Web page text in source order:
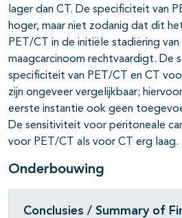
lager dan CT. De specificiteit van
hoger, maar niet zodanig dat dit
PET/CT in de initiële stadiëring
maagcarcinoom rechtvaardigt. De
specificiteit van PET/CT en CT
zijn ongeveer vergelijkbaar;
eerste instantie ook geen
De sensitiviteit voor peritoneale
voor PET/CT als voor CT erg laag.
Onderbouwing
Conclusies / Summary of